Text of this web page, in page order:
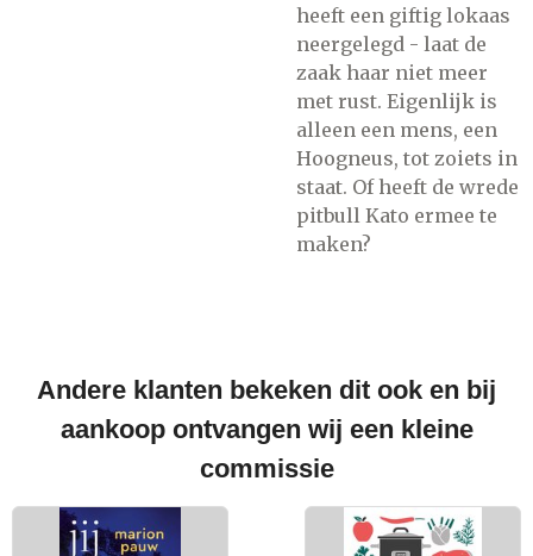
heeft een giftig lokaas
neergelegd - laat de
zaak haar niet meer
met rust. Eigenlijk is
alleen een mens, een
Hoogneus, tot zoiets in
staat. Of heeft de wrede
pitbull Kato ermee te
maken?
Andere klanten bekeken dit ook en bij
aankoop ontvangen wij een kleine
commissie